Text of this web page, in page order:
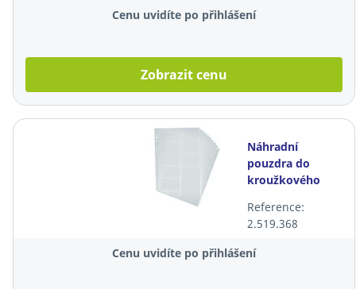
Cenu uvidíte po přihlášení
Zobrazit cenu
Náhradní
pouzdra do
kroužkového
Durable, A4, 10
ks
Reference:
2.519.368
Cenu uvidíte po přihlášení